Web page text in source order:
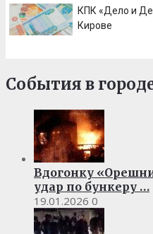
КПК «Дело и
Кирове
События в
Вдогонку
удар по бункеру …
19.01.2026 0